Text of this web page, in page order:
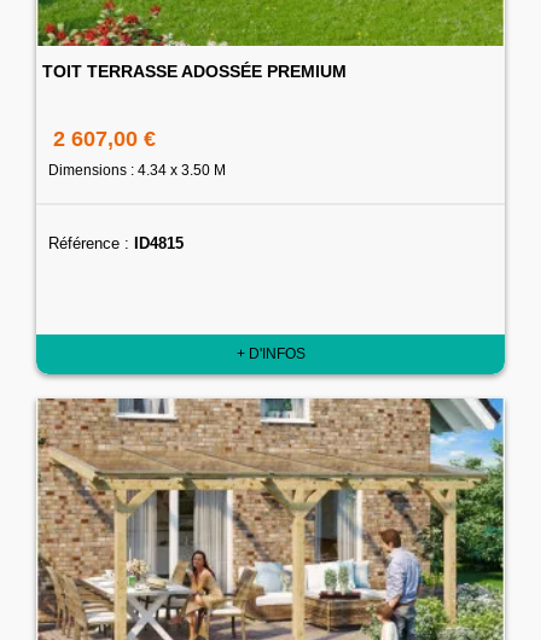
TOIT TERRASSE ADOSSÉE PREMIUM
2 607,00 €
Dimensions : 4.34 x 3.50 M
Référence : ID4815
+ D'INFOS